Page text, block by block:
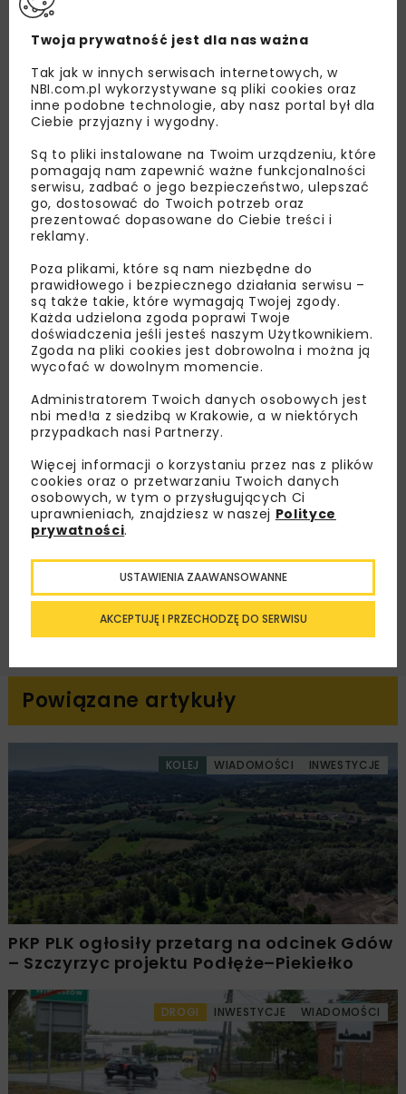
Lubisz wiedzieć więcej?
Zapisz się do newslettera aby otrzymywać od
nas najlepsze informacje branżowe,
zaproszenia na wydarzenia, atrakcyjne oferty i
dedykowane akcje specjalne.
Zapoznałam/em się zPolityką Prywatności
Regulaminemoraz wyrażam zgodę na otrzymywanie na
podany przeze mnie adres e-mail korespondencji
ZAPISZ MNIE
Powiązane artykuły
KOLEJ WIADOMOŚCI INWESTYCJE
PKP PLK ogłosiły przetarg na odcinek Gdów
– Szczyrzyc projektu Podłęże–Piekiełko
DROGI INWESTYCJE WIADOMOŚCI
Twoja prywatność jest dla nas ważna
Tak jak w innych serwisach internetowych, w
NBI.com.pl wykorzystywane są pliki cookies oraz
inne podobne technologie, aby nasz portal był dla
Ciebie przyjazny i wygodny.
Są to pliki instalowane na Twoim urządzeniu, które
pomagają nam zapewnić ważne funkcjonalności
serwisu, zadbać o jego bezpieczeństwo, ulepszać
go, dostosować do Twoich potrzeb oraz
prezentować dopasowane do Ciebie treści i
reklamy.
Poza plikami, które są nam niezbędne do
prawidłowego i bezpiecznego działania serwisu –
są także takie, które wymagają Twojej zgody.
Każda udzielona zgoda poprawi Twoje
doświadczenia jeśli jesteś naszym Użytkownikiem.
Zgoda na pliki cookies jest dobrowolna i można ją
wycofać w dowolnym momencie.
Administratorem Twoich danych osobowych jest
nbi med!a z siedzibą w Krakowie, a w niektórych
przypadkach nasi Partnerzy.
Więcej informacji o korzystaniu przez nas z plików
cookies oraz o przetwarzaniu Twoich danych
osobowych, w tym o przysługujących Ci
uprawnieniach, znajdziesz w naszej Polityce
prywatności.
AKCEPTUJĘ I PRZECHODZĘ DO SERWISU
USTAWIENIA ZAAWANSOWANNE